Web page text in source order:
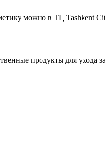
можно в ТЦ Tashkent
продукты для ухода